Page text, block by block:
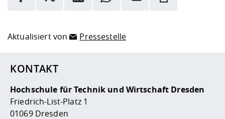
Aktualisiert von Pressestelle
KONTAKT
Hochschule für Technik und Wirtschaft Dresden
Friedrich-List-Platz 1
01069 Dresden